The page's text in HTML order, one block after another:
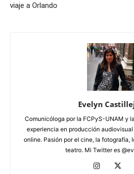
viaje a Orlando
Evelyn
Comunicóloga por la FCPyS-UNAM y
experiencia en producción
online. Pasión por el cine, la fotografía,
teatro. Mi Twitter es